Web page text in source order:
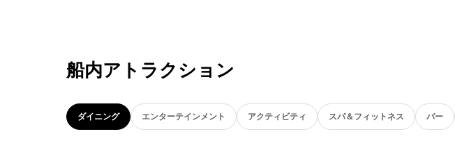
船内アトラクション
ダイニング エンターテインメント アクティビティ スパ＆フィットネス バー